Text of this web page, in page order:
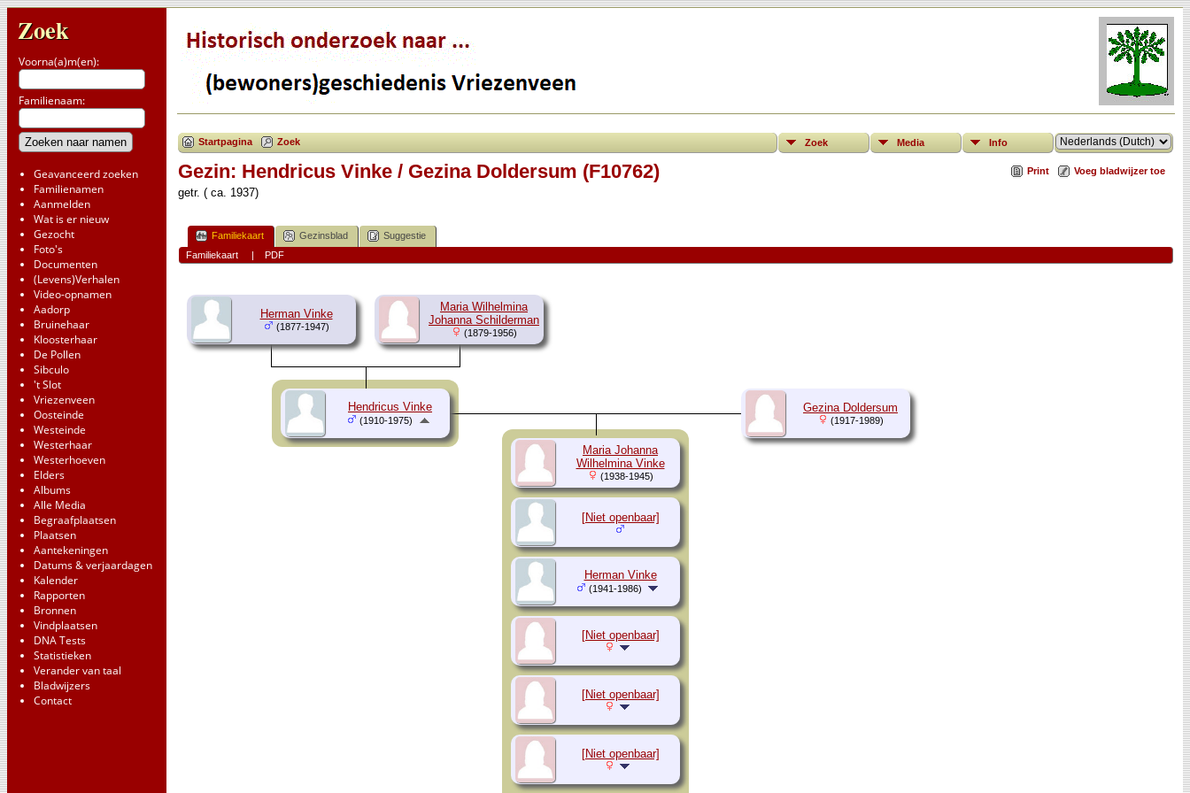
Zoek
Voorna(a)m(en):
Familienaam:
Geavanceerd zoeken
Familienamen
Aanmelden
Wat is er nieuw
Gezocht
Foto's
Documenten
(Levens)Verhalen
Video-opnamen
Aadorp
Bruinehaar
Kloosterhaar
De Pollen
Sibculo
't Slot
Vriezenveen
Oosteinde
Westeinde
Westerhaar
Westerhoeven
Elders
Albums
Alle Media
Begraafplaatsen
Plaatsen
Aantekeningen
Datums & verjaardagen
Kalender
Rapporten
Bronnen
Vindplaatsen
DNA Tests
Statistieken
Verander van taal
Bladwijzers
Contact
Startpagina Zoek Zoek Media Info
Print Voeg bladwijzer toe
Gezin: Hendricus Vinke / Gezina Doldersum (F10762)
getr. ( ca. 1937)
Familiekaart Gezinsblad
Suggestie
Familiekaart
| PDF
Herman Vinke
(1877-1947)
Maria Wilhelmina
Johanna Schilderman
(1879-1956)
Hendricus Vinke
(1910-1975)
Gezina Doldersum
(1917-1989)
Maria Johanna
Wilhelmina Vinke
(1938-1945)
[Niet openbaar]
Herman Vinke
(1941-1986)
[Niet openbaar]
[Niet openbaar]
[Niet openbaar]